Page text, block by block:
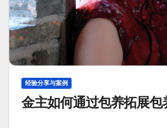
经验分享与案例
金主如何通过包养拓展包